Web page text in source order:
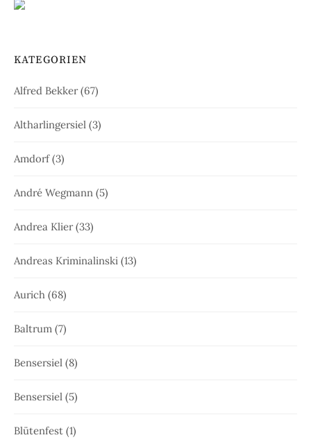
KATEGORIEN
Alfred Bekker(67)
Altharlingersiel (3)
Amdorf(3)
André Wegmann (5)
Andrea Klier(33)
Andreas Kriminalinski (13)
Aurich (68)
Baltrum (7)
Bensersiel (8)
Bensersiel (5)
Blütenfest (1)